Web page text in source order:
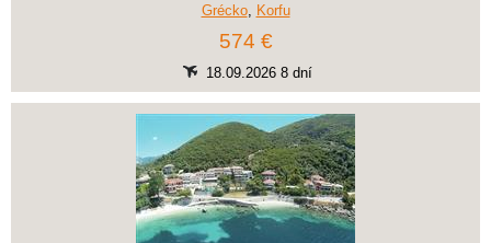
Grécko, Korfu
574 €
18.09.2026 8 dní